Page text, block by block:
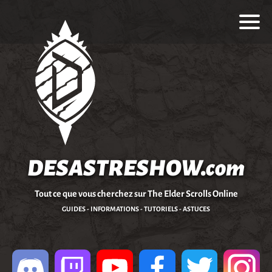
DESASTRESHOW.com
Tout ce que vous cherchez sur The Elder Scrolls Online
GUIDES - INFORMATIONS - TUTORIELS - ASTUCES